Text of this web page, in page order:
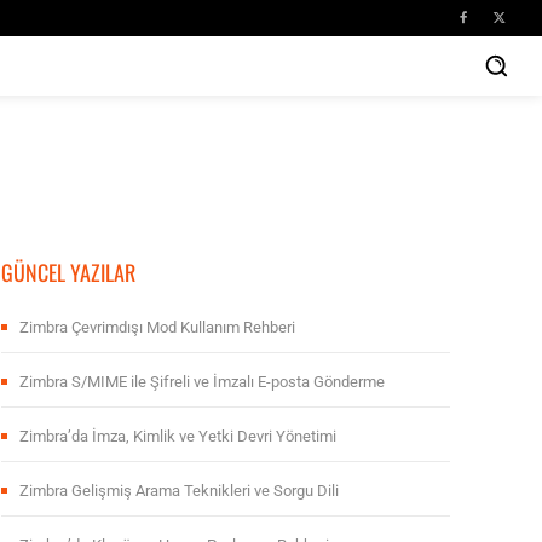
GÜNCEL YAZILAR
Zimbra Çevrimdışı Mod Kullanım Rehberi
Zimbra S/MIME ile Şifreli ve İmzalı E-posta Gönderme
Zimbra’da İmza, Kimlik ve Yetki Devri Yönetimi
Zimbra Gelişmiş Arama Teknikleri ve Sorgu Dili